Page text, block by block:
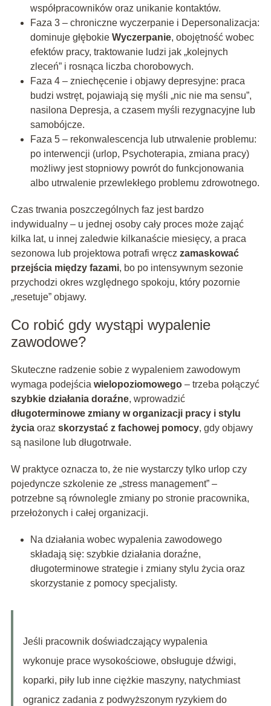
współpracowników oraz unikanie kontaktów.
Faza 3 – chroniczne wyczerpanie i Depersonalizacja:
dominuje głębokie Wyczerpanie, obojętność wobec
efektów pracy, traktowanie ludzi jak „kolejnych
zleceń” i rosnąca liczba chorobowych.
Faza 4 – zniechęcenie i objawy depresyjne: praca
budzi wstręt, pojawiają się myśli „nic nie ma sensu”,
nasilona Depresja, a czasem myśli rezygnacyjne lub
samobójcze.
Faza 5 – rekonwalescencja lub utrwalenie problemu:
po interwencji (urlop, Psychoterapia, zmiana pracy)
możliwy jest stopniowy powrót do funkcjonowania
albo utrwalenie przewlekłego problemu zdrowotnego.
Czas trwania poszczególnych faz jest bardzo
indywidualny – u jednej osoby cały proces może zająć
kilka lat, u innej zaledwie kilkanaście miesięcy, a praca
sezonowa lub projektowa potrafi wręcz zamaskować
przejścia między fazami, bo po intensywnym sezonie
przychodzi okres względnego spokoju, który pozornie
„resetuje” objawy.
Co robić gdy wystąpi wypalenie
zawodowe?
Skuteczne radzenie sobie z wypaleniem zawodowym
wymaga podejścia wielopoziomowego– trzeba połączyć
szybkie działania doraźne, wprowadzić
długoterminowe zmiany w organizacji pracy i stylu
życiaoraz skorzystać z fachowej pomocy, gdy objawy
są nasilone lub długotrwałe.
W praktyce oznacza to, że nie wystarczy tylko urlop czy
pojedyncze szkolenie ze „stress management” –
potrzebne są równolegle zmiany po stronie pracownika,
przełożonych i całej organizacji.
Na działania wobec wypalenia zawodowego
składają się: szybkie działania doraźne,
długoterminowe strategie i zmiany stylu życia oraz
skorzystanie z pomocy specjalisty.
Jeśli pracownik doświadczający wypalenia
wykonuje prace wysokościowe, obsługuje dźwigi,
koparki, piły lub inne ciężkie maszyny, natychmiast
ogranicz zadania z podwyższonym ryzykiem do